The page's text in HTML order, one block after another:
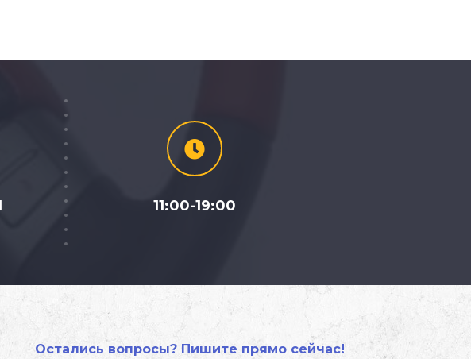
11:00-19:00
Остались вопросы? Пишите прямо сейчас!